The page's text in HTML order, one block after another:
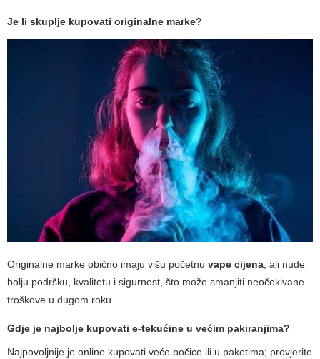
Je li skuplje kupovati originalne marke?
Originalne marke obično imaju višu početnu vape cijena , ali nude
bolju podršku, kvalitetu i sigurnost, što može smanjiti neočekivane
troškove u dugom roku.
Gdje je najbolje kupovati e-tekućine u većim pakiranjima?
Najpovoljnije je online kupovati veće bočice ili u paketima; provjerite